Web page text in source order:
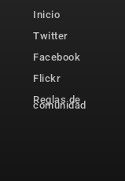
Inicio
Twitter
Facebook
Flickr
Reglas de
comunidad